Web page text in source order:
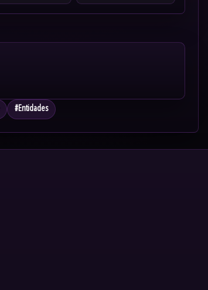
#Entidades